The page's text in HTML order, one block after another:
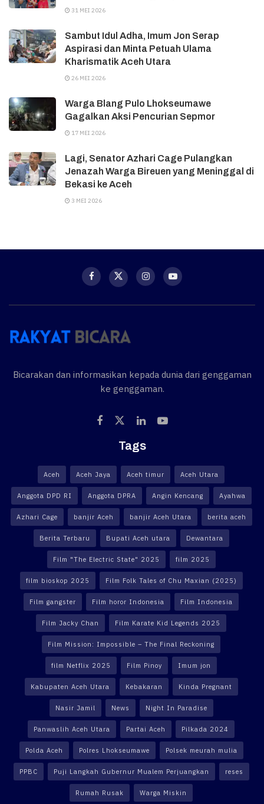
31 MEI 2026
Sambut Idul Adha, Imum Jon Serap
Aspirasi dan Minta Petuah Ulama
Kharismatik Aceh Utara
26 MEI 2026
Warga Blang Pulo Lhokseumawe
Gagalkan Aksi Pencurian Sepmor
17 MEI 2026
Lagi, Senator Azhari Cage Pulangkan
Jenazah Warga Bireuen yang Meninggal di
Bekasi ke Aceh
3 MEI 2026
Bicarakan dan informasikan kepada dunia dari genggaman
ke genggaman.
Tags
Aceh Aceh Jaya Aceh timur Aceh Utara
Anggota DPD RI Anggota DPRA Angin Kencang Ayahwa
Azhari Cage banjir Aceh banjir Aceh Utara berita aceh
Berita Terbaru Bupati Aceh utara Dewantara
Film "The Electric State" 2025 film 2025
film bioskop 2025 Film Folk Tales of Chu Maxian (2025)
Film gangster Film horor Indonesia Film Indonesia
Film Jacky Chan Film Karate Kid Legends 2025
Film Mission: Impossible – The Final Reckoning
film Netflix 2025 Film Pinoy Imum jon
Kabupaten Aceh Utara Kebakaran Kinda Pregnant
Nasir Jamil News Night In Paradise
Panwaslih Aceh Utara Partai Aceh Pilkada 2024
Polda Aceh Polres Lhokseumawe Polsek meurah mulia
PPBC Puji Langkah Gubernur Mualem Perjuangkan reses
Rumah Rusak Warga Miskin